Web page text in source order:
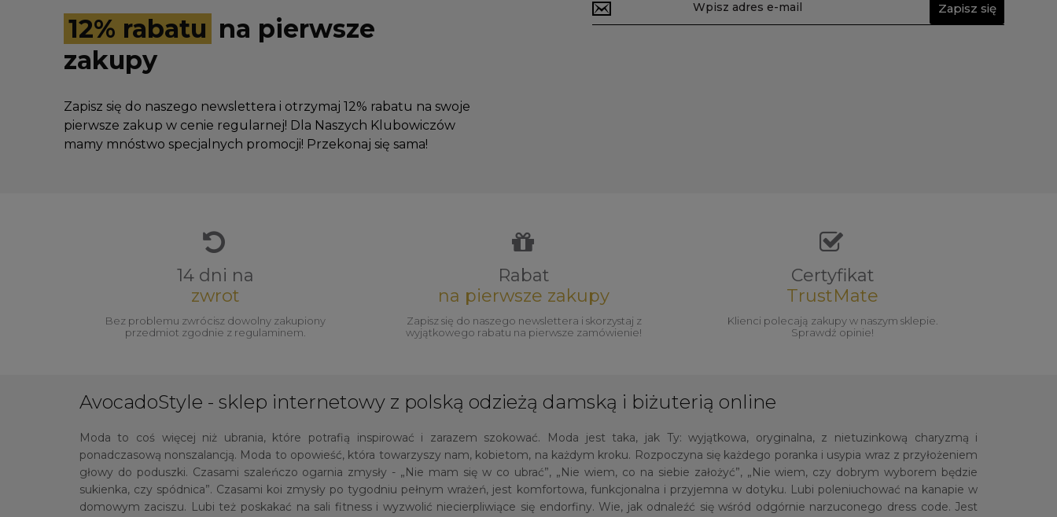
12% rabatu na pierwsze
zakupy
Zapisz się do naszego newslettera i otrzymaj 12% rabatu na swoje
pierwsze zakup w cenie regularnej! Dla Naszych Klubowiczów
mamy mnóstwo specjalnych promocji! Przekonaj się sama!
Zapisz się
14 dni na
zwrot
Bez problemu zwrócisz dowolny zakupiony
przedmiot zgodnie z regulaminem.
Rabat
na pierwsze zakupy
Zapisz się do naszego newslettera i skorzystaj z
wyjątkowego rabatu na pierwsze zamówienie!
Certyfikat
TrustMate
Klienci polecają zakupy w naszym sklepie.
Sprawdź opinie!
AvocadoStyle - sklep internetowy z polską odzieżą damską i biżuterią online
Moda to coś więcej niż ubrania, które potrafią inspirować i zarazem szokować. Moda jest taka, jak Ty: wyjątkowa, oryginalna, z nietuzinkową charyzmą i
ponadczasową nonszalancją. Moda to opowieść, która towarzyszy nam, kobietom, na każdym kroku. Rozpoczyna się każdego poranka i usypia wraz z przyłożeniem
głowy do poduszki. Czasami szaleńczo ogarnia zmysły - „Nie mam się w co ubrać”, „Nie wiem, co na siebie założyć”, „Nie wiem, czy dobrym wyborem będzie
sukienka, czy spódnica”. Czasami koi zmysły po tygodniu pełnym wrażeń, jest komfortowa, funkcjonalna i przyjemna w dotyku. Lubi poleniuchować na kanapie w
domowym zaciszu. Lubi też poskakać na sali fitness i wyzwolić niecierpliwiące się endorfiny. Wie, jak odnaleźć się wśród odgórnie narzuconego dress code. Jest